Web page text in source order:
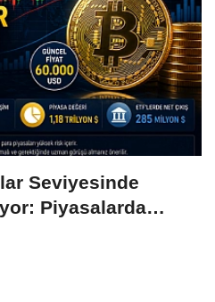
Seviyesinde
Piyasalarda